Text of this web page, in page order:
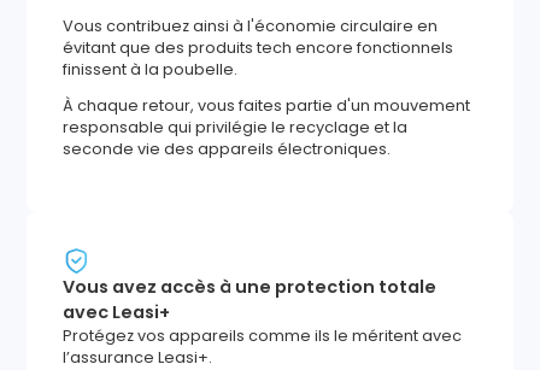
Vous contribuez ainsi à l'économie circulaire en
évitant que des produits tech encore fonctionnels
finissent à la poubelle.
À chaque retour, vous faites partie d'un mouvement
responsable qui privilégie le recyclage et la
seconde vie des appareils électroniques.
Vous avez accès à une protection totale
avec Leasi+
Protégez vos appareils comme ils le méritent avec
l’assurance Leasi+.